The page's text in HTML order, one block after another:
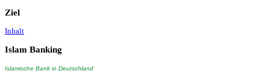
Ziel
Inhalt
Islam Banking
Islamische Bank in Deutschland